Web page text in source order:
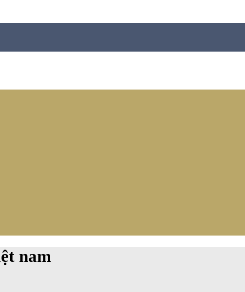
nam